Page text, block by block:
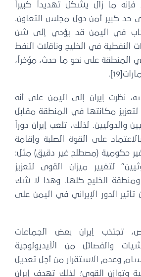
ما زال يشكل تهديداً كبيراً
كبير أمن دول مجلس التعاون.
في اليمن قد يؤدي إلى شن
في الخليج وناقلات النفط
على نحو ما حدث، مؤخراً،
إيران إلى اليمن على أنه
مكانتها في المنطقة مقابل
لذلك، تلعب إيران دوراً
على القوة الصلبة وإقامة
(مصطلح غير دقيق) مثل:
لتغيير ميزان القوى لتعزيز
الخليج كلها. وهذا لا شك
الدور الإيراني في اليمن على
إيران بعض الجماعات
من الأيديولوجية
الاستقرار من أجل تعديل
القوى؛ لذلك تهدف إيران